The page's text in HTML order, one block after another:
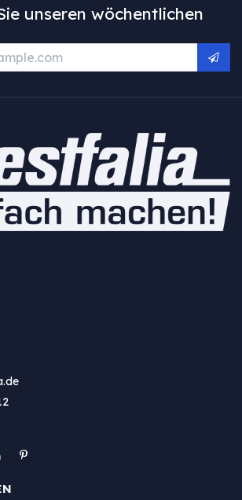
unseren wöchentlichen